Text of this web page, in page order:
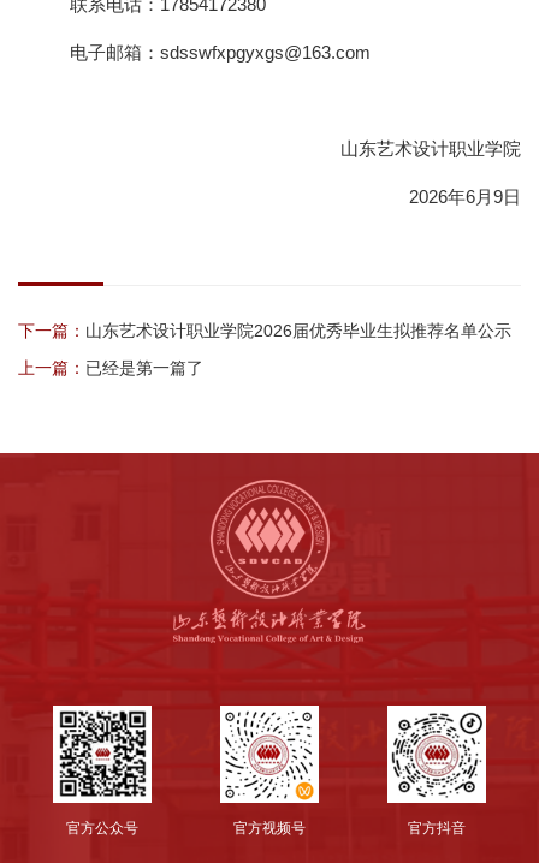
电子邮箱：sdsswfxpgyxgs@163.com
山东艺术设计职业学院
2026年6月9日
下一篇： 山东艺术设计职业学院2026届优秀毕业生拟推荐名单公示
上一篇： 已经是第一篇了
官方公众号 官方视频号 官方抖音